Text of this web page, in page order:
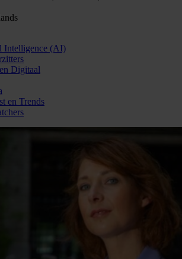
Intelligence (AI)
Digitaal
en Trends